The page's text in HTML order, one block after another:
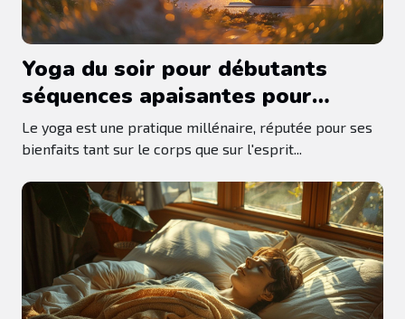
Yoga du soir pour débutants
séquences apaisantes pour
relâcher le stress de la journée
Le yoga est une pratique millénaire, réputée pour ses
bienfaits tant sur le corps que sur l'esprit...